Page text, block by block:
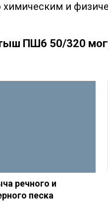
и
ПШ6 50/320
речного и
песка